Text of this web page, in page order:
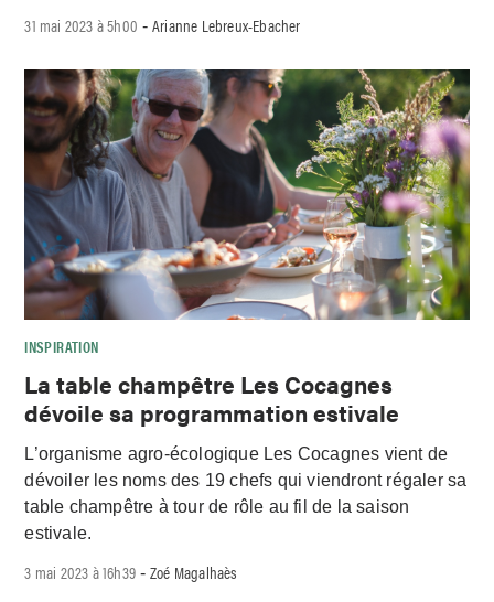
31 mai 2023 à 5h00 -Arianne Lebreux-Ebacher
INSPIRATION
La table champêtre Les Cocagnes
dévoile sa programmation estivale
L’organisme agro-écologique Les Cocagnes vient de
dévoiler les noms des 19 chefs qui viendront régaler sa
table champêtre à tour de rôle au fil de la saison
estivale.
3 mai 2023 à 16h39 -Zoé Magalhaès